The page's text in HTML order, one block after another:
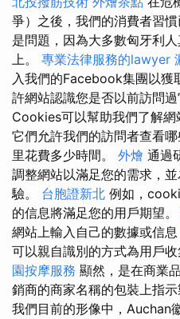
爭）之後，我們的消費者習慣
是問題，因為大多數匈牙利
上。 專業法律服務的lawyer
入我們的Facebook集團以
許網站認識您是否以前訪問過
Cookies可以幫助我們了解
它們允許我們的訪問者查看
里花費多少時間。 外燴 通過
調整網站以滿足您的需求，
驗。 台胞證新北 例如，
的信息將滿足您的用戶期望。
網站上輸入自己的數據或信
可以親自識別的方式為用戶
園按摩服務 顯然，是在商業​​
銷商的商家名稱的包裝上指
我們目前的形像中，Auchan